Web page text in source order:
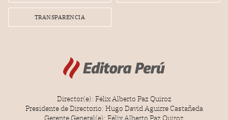
TRANSPARENCIA
Director(e): Félix Alberto Paz Quiroz
Presidente de Directorio: Hugo David Aguirre Castañeda
Gerente General(e): Félix Alberto Paz Quiroz